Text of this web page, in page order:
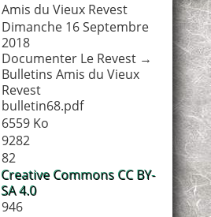
Amis du Vieux Revest
Dimanche 16 Septembre
2018
Documenter Le Revest→
Bulletins Amis du Vieux
Revest
bulletin68.pdf
6559 Ko
9282
82
Creative Commons CC BY-
SA 4.0
946